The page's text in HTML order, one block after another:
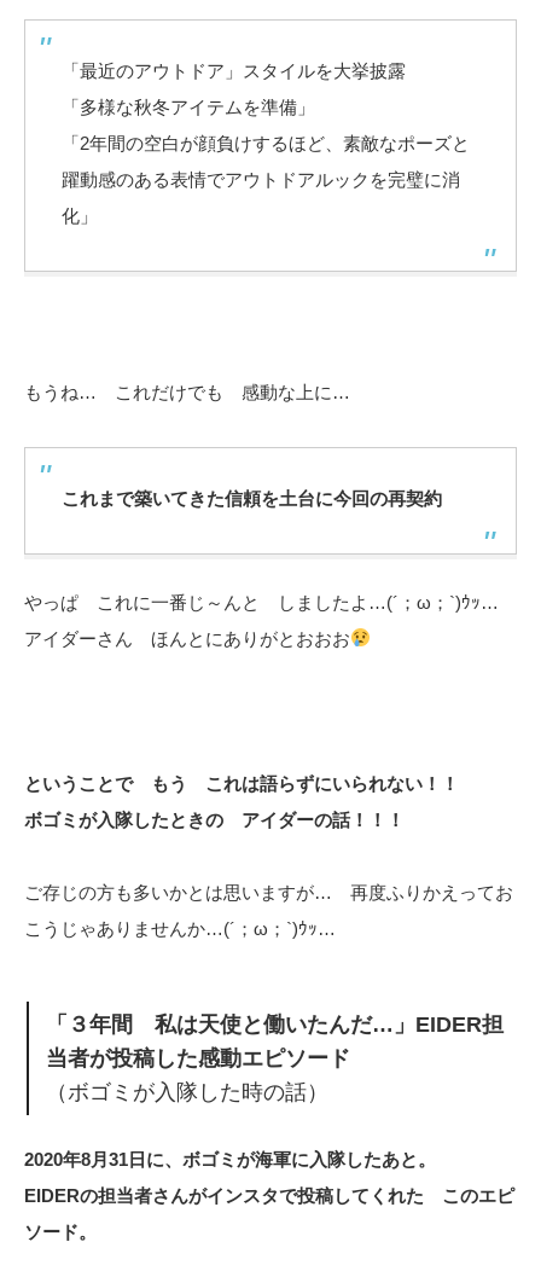
「最近のアウトドア」スタイルを大挙披露
「多様な秋冬アイテムを準備」
「2年間の空白が顔負けするほど、素敵なポーズと
躍動感のある表情でアウトドアルックを完璧に消
化」
もうね… これだけでも 感動な上に…
これまで築いてきた信頼を土台に今回の再契約
やっぱ これに一番じ～んと しましたよ…(´；ω；`)ｳｯ…
アイダーさん ほんとにありがとおおお
ということで もう これは語らずにいられない！！
ボゴミが入隊したときの アイダーの話！！！
ご存じの方も多いかとは思いますが… 再度ふりかえってお
こうじゃありませんか…(´；ω；`)ｳｯ…
「３年間 私は天使と働いたんだ…」EIDER担
当者が投稿した感動エピソード
（ボゴミが入隊した時の話）
2020年8月31日に、ボゴミが海軍に入隊したあと。
EIDERの担当者さんがインスタで投稿してくれた このエピ
ソード。